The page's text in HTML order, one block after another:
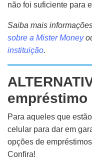
não foi suficiente para
Saiba mais
sobre a Mister Money
instituição.
empréstimo
Para aqueles que
celular para dar em
opções de
Confira!